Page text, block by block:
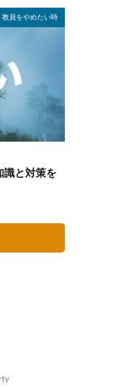
教員をやめたい時
識と対策を